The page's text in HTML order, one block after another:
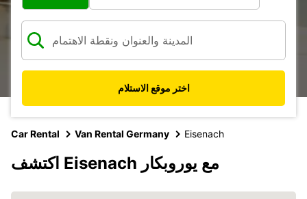
اختر موقع الاستلام
Car Rental Van Rental Germany Eisenach
اكتشف Eisenach مع يوروبكار